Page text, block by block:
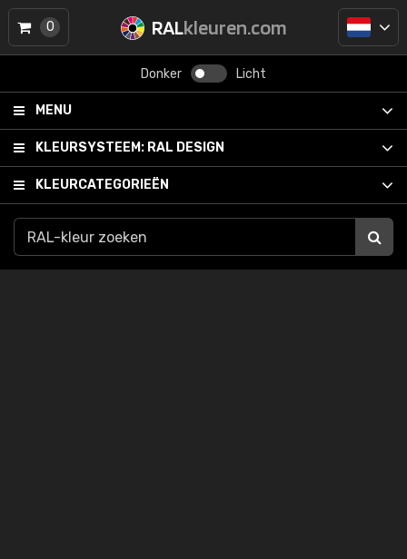
RALkleuren.com
Donker Licht
MENU
KLEURSYSTEEM: RAL DESIGN
KLEURCATEGORIEËN
0